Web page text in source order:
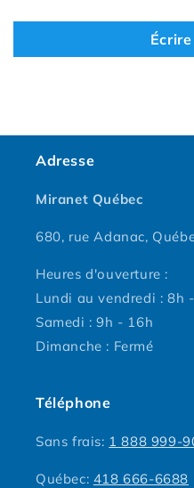
Adresse
Miranet Québec
680, rue Adanac,
Heures d'ouverture :
Lundi au vendredi : 8h
Samedi : 9h - 16h
Dimanche : Fermé
Téléphone
Sans frais: 1 888 999-
Québec: 418 666-6688